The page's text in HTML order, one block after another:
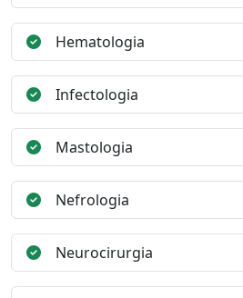
Hematologia
Infectologia
Mastologia
Nefrologia
Neurocirurgia